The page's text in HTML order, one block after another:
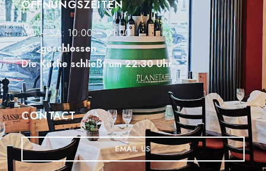
ÖFFNUNGSZEITEN
MO – SA: 10:00 – 01:00
SO:geschlossen
Die Küche schließt um 22:30 Uhr.
CONTACT
EMAIL US